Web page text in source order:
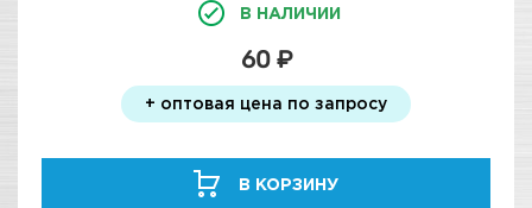
В НАЛИЧИИ
60 ₽
+ оптовая цена по запросу
В КОРЗИНУ